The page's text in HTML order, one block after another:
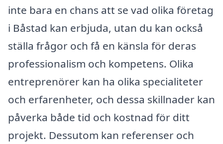
inte bara en chans att se vad olika företag
i Båstad kan erbjuda, utan du kan också
ställa frågor och få en känsla för deras
professionalism och kompetens. Olika
entreprenörer kan ha olika specialiteter
och erfarenheter, och dessa skillnader kan
påverka både tid och kostnad för ditt
projekt. Dessutom kan referenser och